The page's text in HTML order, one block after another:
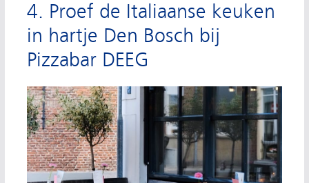
4. Proef de Italiaanse keuken
in hartje Den Bosch bij
Pizzabar DEEG